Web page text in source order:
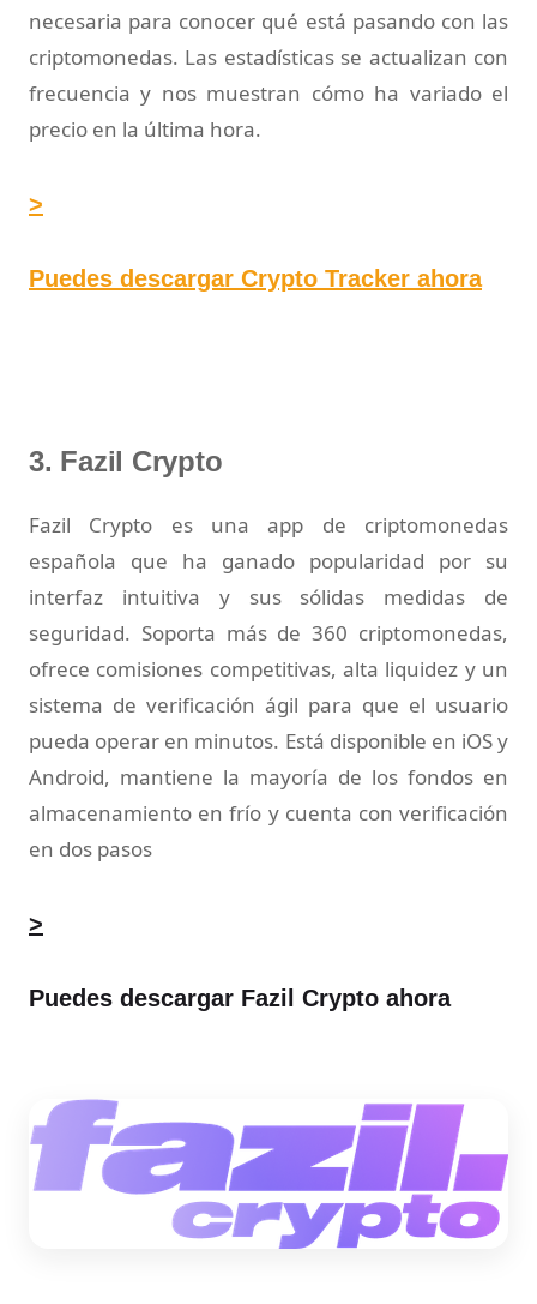
necesaria para conocer qué está pasando con las
criptomonedas. Las estadísticas se actualizan con
frecuencia y nos muestran cómo ha variado el
precio en la última hora.
>
Puedes descargar Crypto Tracker ahora
3. Fazil Crypto
Fazil Crypto es una app de criptomonedas
española que ha ganado popularidad por su
interfaz intuitiva y sus sólidas medidas de
seguridad. Soporta más de 360 criptomonedas,
ofrece comisiones competitivas, alta liquidez y un
sistema de verificación ágil para que el usuario
pueda operar en minutos. Está disponible en iOS y
Android, mantiene la mayoría de los fondos en
almacenamiento en frío y cuenta con verificación
en dos pasos
>
Puedes descargar Fazil Crypto ahora